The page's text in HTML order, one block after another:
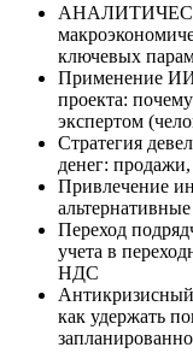
ключевых
Применение
проекта:
экспертом
Стратегия
денег:
Привлечение
Переход
учета в
НДС
как удержать